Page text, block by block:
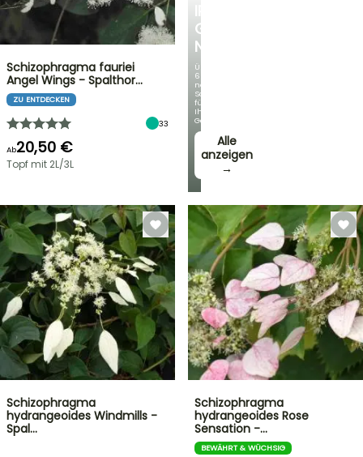
IRIS
GERMANICA
NEUHEITEN
Über
60
neue
Sorten
für
Ihren
Garten!
Alle
anzeigen
→
Schizophragma fauriei
Angel Wings - Spalthor…
ZU ENTDECKEN
33
Ab20,50 €
Topf mit 2L/3L
Schizophragma
hydrangeoides Windmills -
Spal…
Schizophragma
hydrangeoides Rose
Sensation -…
BEWÄHRT & WÜCHSIG